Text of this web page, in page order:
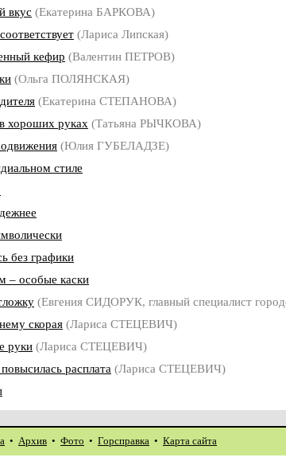
вкус (Екатерина БАРКОВА)
(Лариса Липская)
кефир (Валентин ПЕТРОВ)
(Ольга ПОЛЯНСКАЯ)
(Екатерина СТЕПАНОВА)
хороших руках (Татьяна РЫЧКОВА)
(Юлия ГУБЕЛАДЗЕ)
стиле
без графики
– особые каски
(Евгения СИДОРУК, главный специалист
скорая (Лариса СТЕЦЕВИЧ)
руки (Лариса СТЕЦЕВИЧ)
расплата (Лариса СТЕЦЕВИЧ)
• Архив • Фото • Горсправка • Карта сайта